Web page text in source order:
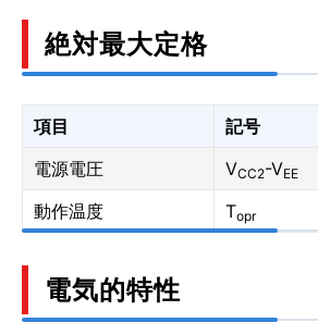
絶対最大定格
項目 記号
電源電圧
VCC2-VEE
動作温度
Topr
電気的特性